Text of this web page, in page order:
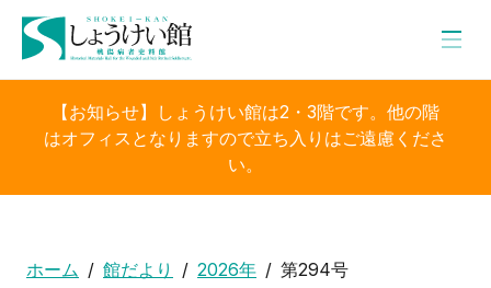
【お知らせ】しょうけい館は2・3階です。他の階
はオフィスとなりますので立ち入りはご遠慮くださ
い。
ホーム 館だより 2026年 第294号